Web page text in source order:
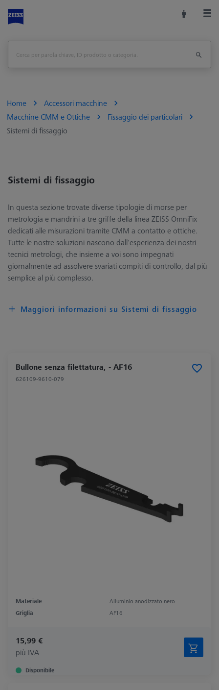
Home
Accessori macchine
Macchine CMM e Ottiche
Fissaggio dei particolari
Sistemi di fissaggio
Sistemi di fissaggio
In questa sezione trovate diverse tipologie di morse per
metrologia e mandrini a tre griffe della linea ZEISS OmniFix
dedicati alle misurazioni tramite CMM a contatto e ottiche.
Tutte le nostre soluzioni nascono dall'esperienza dei nostri
tecnici metrologi, che insieme a voi sono impegnati
giornalmente ad assolvere svariati compiti di controllo, dal più
semplice al più complesso.
Maggiori informazioni su Sistemi di fissaggio
Bullone senza filettatura, - AF16
626109-9610-079
Materiale
Alluminio anodizzato nero
Griglia
AF16
15,99 €
più IVA
Disponibile